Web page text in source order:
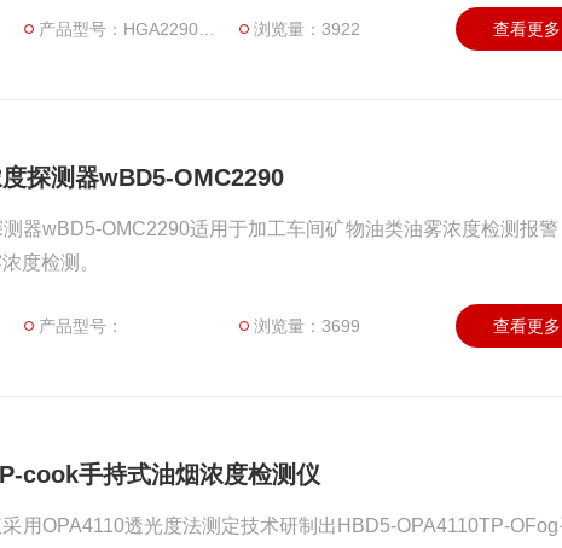
HGA2290系列空气油份检测仪经济、实用、可靠。
产品型号：HGA2290系列 浏览量：3922 查看更
探测器wBD5-OMC2290
器wBD5-OMC2290适用于加工车间矿物油类油雾浓度检测报
度检测。
产品型号： 浏览量：3699 查看更
cook手持式油烟浓度检测仪
用OPA4110透光度法测定技术研制出HBD5-OPA4110TP-